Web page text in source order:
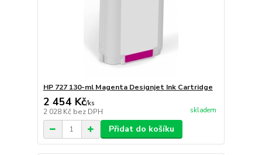
HP 727 130-ml Magenta Designjet Ink Cartridge
2 454 Kč/ks
2 028 Kč bez DPH skladem
Přidat do košíku